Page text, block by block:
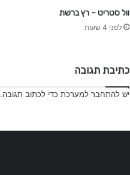
וול סטריט – רץ ברשת
לפני 4 שעות
כתיבת תגובה
ישלהתחבר למערכת כדי לכתוב תגובה.